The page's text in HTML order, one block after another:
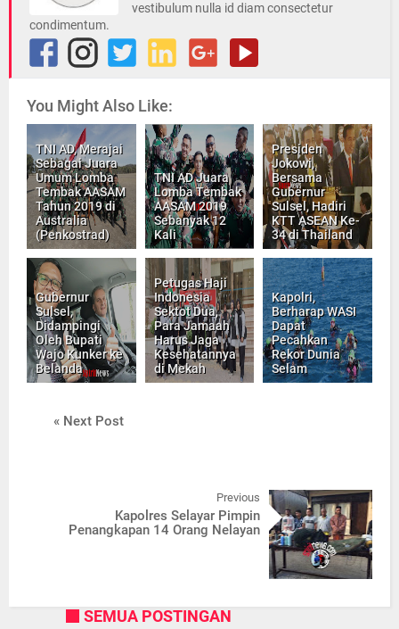
vestibulum nulla id diam consectetur
condimentum.
You Might Also Like:
TNI AD, Merajai
Sebagai Juara
Umum Lomba
Tembak AASAM
Tahun 2019 di
Australia
(Penkostrad)
TNI AD Juara
Lomba Tembak
AASAM 2019
Sebanyak 12
Kali
Presiden
Jokowi,
Bersama
Gubernur
Sulsel, Hadiri
KTT ASEAN Ke-
34 di Thailand
Gubernur
Sulsel,
Didampingi
Oleh Bupati
Wajo Kunker ke
Belanda
Petugas Haji
Indonesia
Sektot Dua,
Para Jamaah
Harus Jaga
Kesehatannya
di Mekah
Kapolri,
Berharap WASI
Dapat
Pecahkan
Rekor Dunia
Selam
« Next Post
Previous
Kapolres Selayar Pimpin
Penangkapan 14 Orang Nelayan
SEMUA POSTINGAN